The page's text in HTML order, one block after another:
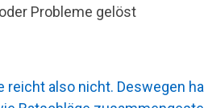
Probleme gelöst
reicht also nicht. Deswegen